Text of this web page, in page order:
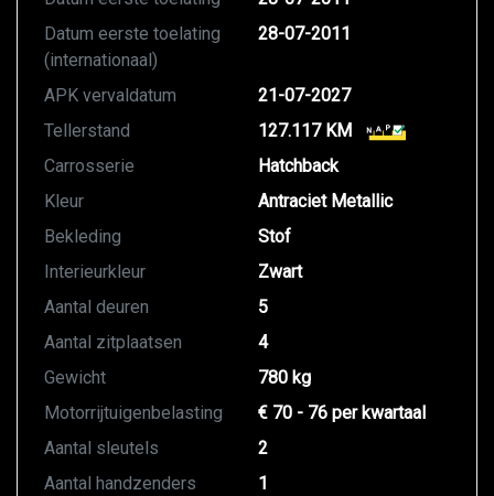
Datum eerste toelating
(internationaal)
28-07-2011
APK vervaldatum
21-07-2027
Tellerstand
127.117 KM
Carrosserie
Hatchback
Kleur
Antraciet Metallic
Bekleding
Stof
Interieurkleur
Zwart
Aantal deuren
5
Aantal zitplaatsen
4
Gewicht
780 kg
Motorrijtuigenbelasting
€ 70 - 76 per kwartaal
Aantal sleutels
2
Aantal handzenders
1